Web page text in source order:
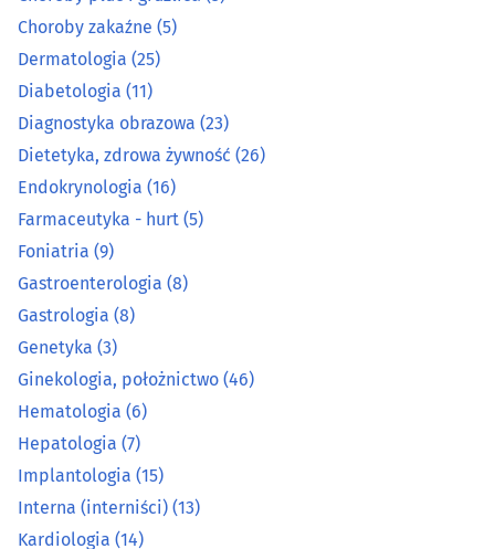
Gastroenterologia
Gastrologia (8)
Genetyka(3)
Ginekologia, położnictwo
Hematologia(6)
Hepatologia
Implantologia (15)
Interna (interniści)
Kardiologia(14)
Choroby zakaźne (5)
Dermatologia (25)
Diabetologia (11)
Diagnostyka obrazowa (23)
Dietetyka, zdrowa żywność (26)
Endokrynologia (16)
Farmaceutyka - hurt (5)
Foniatria (9)
Gastroenterologia (8)
Gastrologia (8)
Genetyka (3)
Ginekologia, położnictwo (46)
Hematologia (6)
Hepatologia (7)
Implantologia (15)
Interna (interniści) (13)
Kardiologia (14)